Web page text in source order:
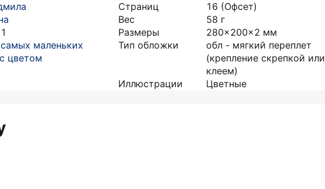
маленьких
цветом
Страниц
16 (Офсет)
Вес
58 г
Размеры
280x200x2 мм
Тип обложки
обл - мягкий переплет
(крепление скрепкой или
клеем)
Иллюстрации
Цветные